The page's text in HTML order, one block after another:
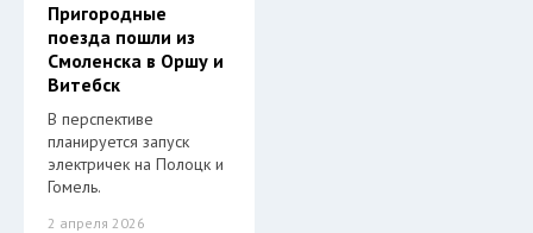
Пригородные
поезда пошли из
Смоленска в Оршу и
Витебск
В перспективе
планируется запуск
электричек на Полоцк и
Гомель.
2 апреля 2026